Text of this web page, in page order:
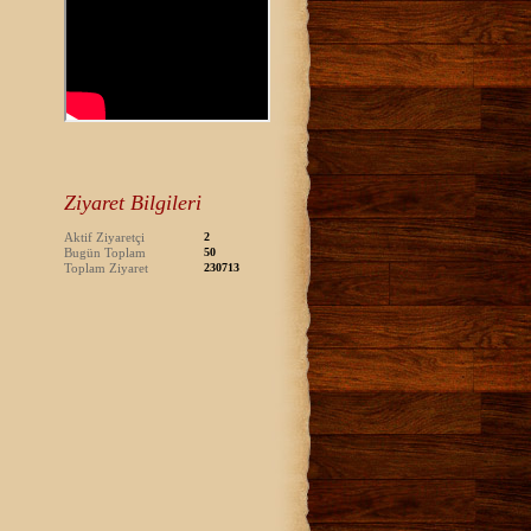
Ziyaret Bilgileri
Aktif Ziyaretçi 2
Bugün Toplam 50
Toplam Ziyaret 230713